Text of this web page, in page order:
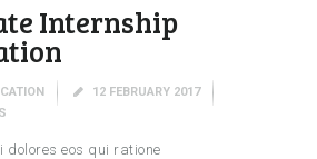
Internship
12 FEBRUARY 2017
dolores eos qui ratione